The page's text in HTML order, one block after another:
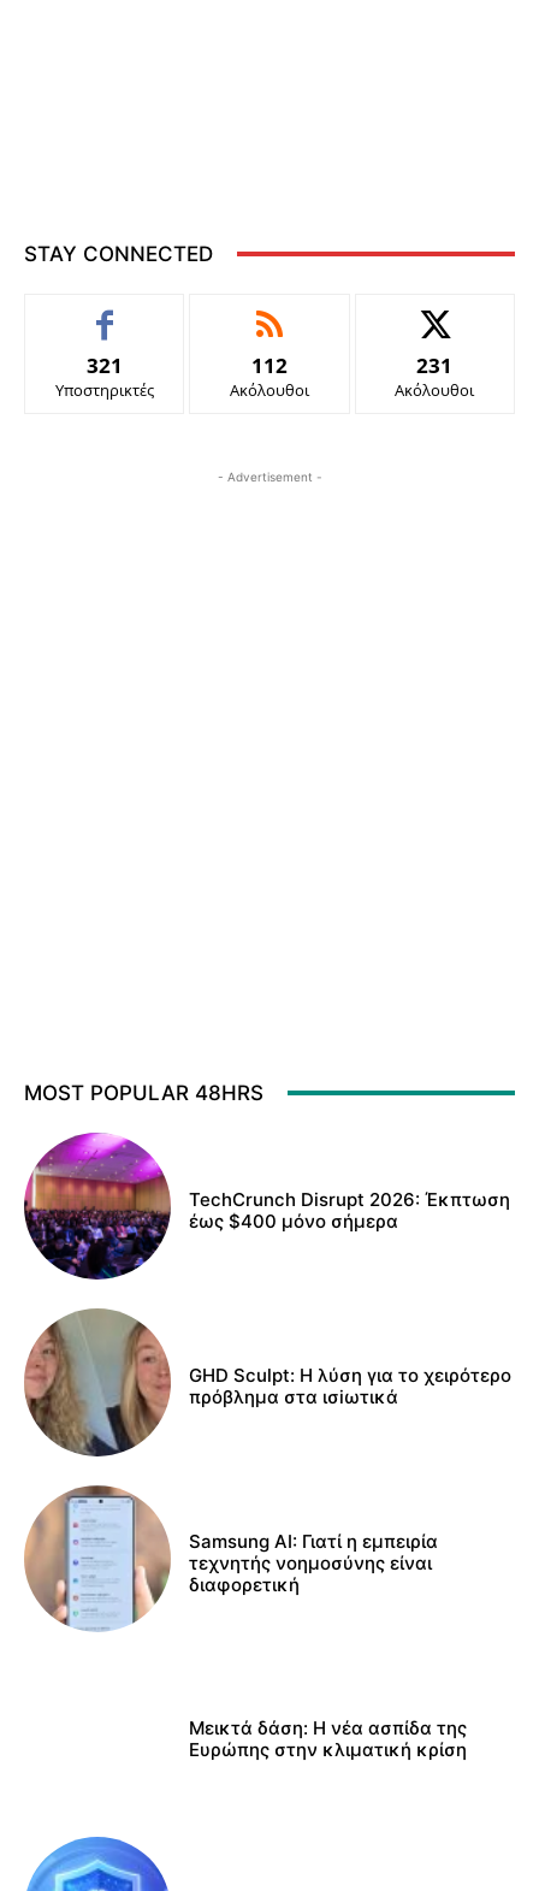
STAY CONNECTED
321
Υποστηρικτές
112
Ακόλουθοι
231
Ακόλουθοι
- Advertisement -
MOST POPULAR 48HRS
TechCrunch Disrupt 2026: Έκπτωση
έως $400 μόνο σήμερα
GHD Sculpt: Η λύση για το χειρότερο
πρόβλημα στα ισiωτικά
Samsung AI: Γιατί η εμπειρία
τεχνητής νοημοσύνης είναι
διαφορετική
Μεικτά δάση: Η νέα ασπίδα της
Ευρώπης στην κλιματική κρίση